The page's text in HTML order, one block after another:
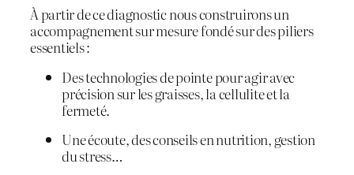
À partir de ce diagnostic nous construirons un
accompagnement sur mesure fondé sur des piliers
essentiels :
Des technologies de pointe pour agir avec
précision sur les graisses, la cellulite et la
fermeté.
Une écoute, des conseils en nutrition, gestion
du stress…